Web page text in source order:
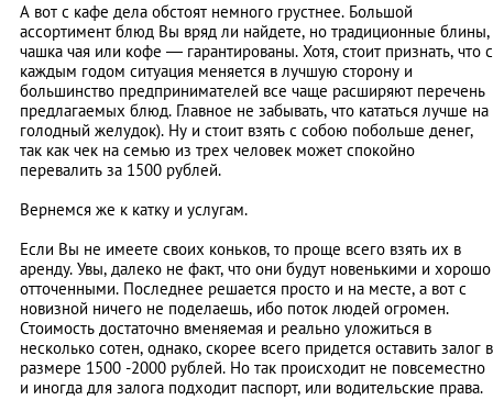
А вот с кафе дела обстоят немного грустнее. Большой
ассортимент блюд Вы вряд ли найдете, но традиционные блины,
чашка чая или кофе — гарантированы. Хотя, стоит признать, что с
каждым годом ситуация меняется в лучшую сторону и
большинство предпринимателей все чаще расширяют перечень
предлагаемых блюд. Главное не забывать, что кататься лучше на
голодный желудок). Ну и стоит взять с собою побольше денег,
так как чек на семью из трех человек может спокойно
перевалить за 1500 рублей.
Вернемся же к катку и услугам.
Если Вы не имеете своих коньков, то проще всего взять их в
аренду. Увы, далеко не факт, что они будут новенькими и хорошо
отточенными. Последнее решается просто и на месте, а вот с
новизной ничего не поделаешь, ибо поток людей огромен.
Стоимость достаточно вменяемая и реально уложиться в
несколько сотен, однако, скорее всего придется оставить залог в
размере 1500 -2000 рублей. Но так происходит не повсеместно
и иногда для залога подходит паспорт, или водительские права.